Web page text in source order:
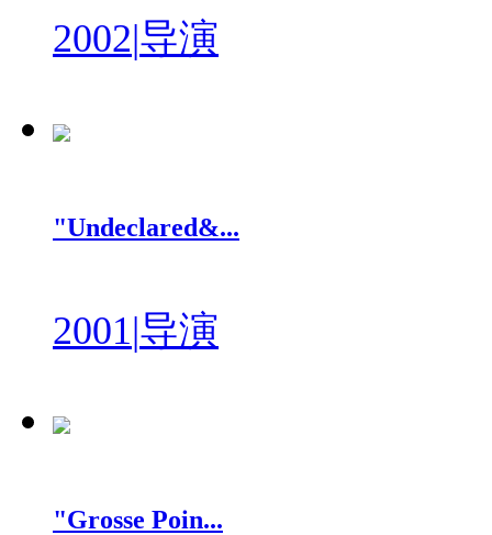
2002|导演
"Undeclared&...
2001|导演
"Grosse Poin...